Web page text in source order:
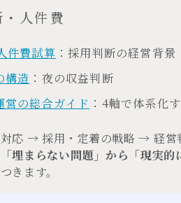
人件費
件費試算 ：採用判断の経営背景
構造 ：夜の収益判断
営の総合ガイド ：4軸で体系化
対応 → 採用・定着の戦略 → 経
埋まらない問題」から「現実的
きます。